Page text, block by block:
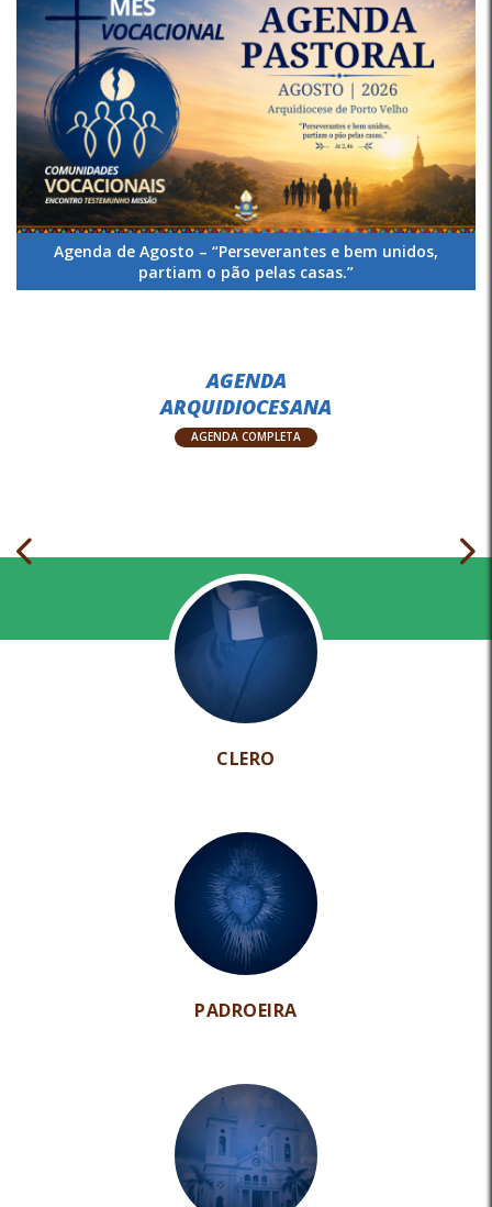
Agenda de Agosto – “Perseverantes e bem unidos,
partiam o pão pelas casas.”
AGENDA
ARQUIDIOCESANA
AGENDA COMPLETA
CLERO
PADROEIRA